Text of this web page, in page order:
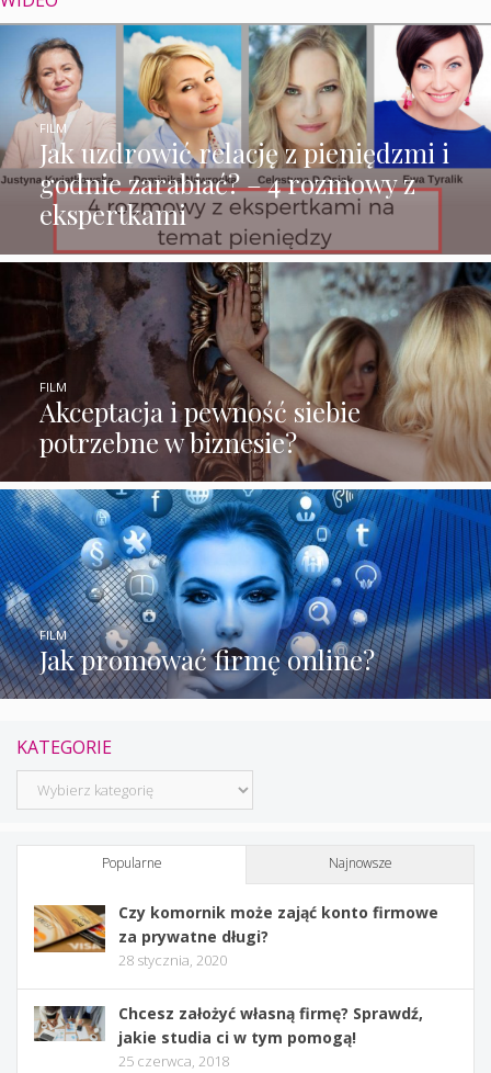
Jak uzdrowić relację z pieniędzmi i
godnie zarabiać? – 4 rozmowy z
ekspertkami
FILM
Akceptacja i pewność siebie
potrzebne w biznesie?
FILM
Jak promować firmę online?
FILM
KATEGORIE
Kategorie
Popularne Najnowsze
Czy komornik może zająć konto firmowe
za prywatne długi?
28 stycznia, 2020
Chcesz założyć własną firmę? Sprawdź,
jakie studia ci w tym pomogą!
25 czerwca, 2018